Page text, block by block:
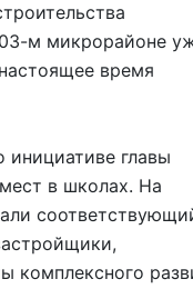
м микрорайоне
время
главы
в школах. На
комплексного